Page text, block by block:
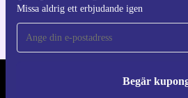
Missa aldrig ett erbjudande igen
Begär
REFURBED SVERIGE -